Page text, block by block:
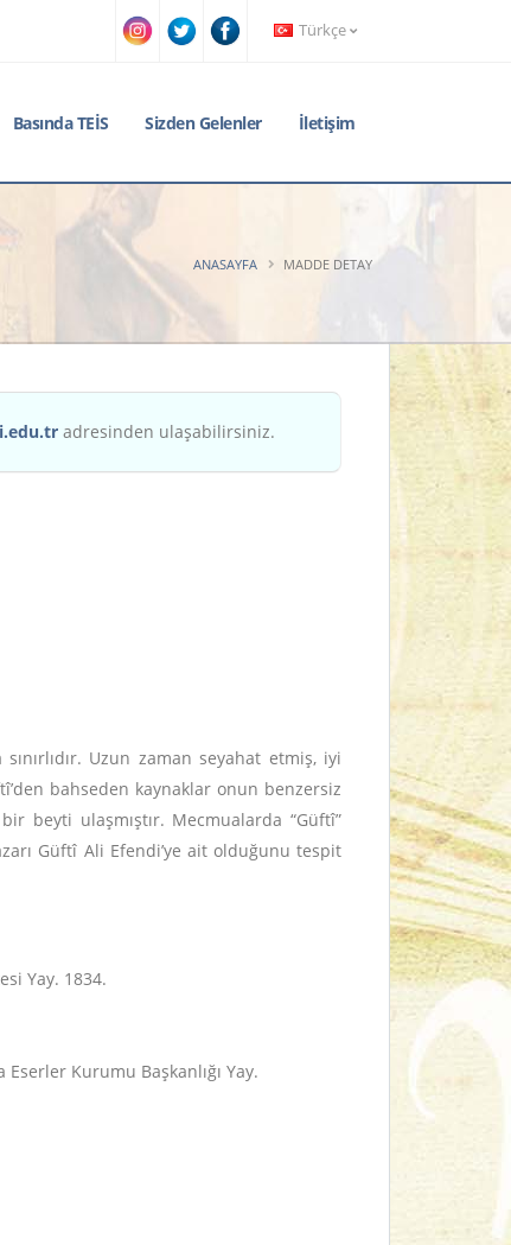
Türkçe
Basında TEİS Sizden Gelenler İletişim
ANASAYFA MADDE DETAY
adresinden ulaşabilirsiniz.
Uzun zaman seyahat etmiş, iyi
bahseden kaynaklar onun benzersiz
beyti ulaşmıştır. Mecmualarda “Güftî”
Güftî Ali Efendi’ye ait olduğunu tespit
Yay. 1834.
Kurumu Başkanlığı Yay.